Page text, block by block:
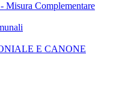
Misura Complementare
E CANONE